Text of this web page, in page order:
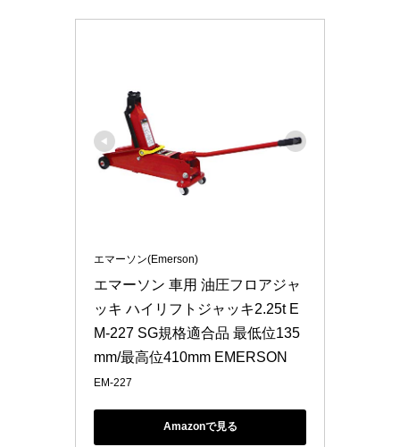
エマーソン(Emerson)
エマーソン 車用 油圧フロアジャ
ッキ ハイリフトジャッキ2.25t E
M-227 SG規格適合品 最低位135
mm/最高位410mm EMERSON
EM-227
Amazonで見る